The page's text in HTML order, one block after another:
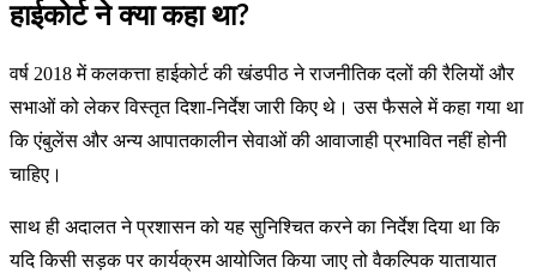
हाईकोर्ट ने क्या कहा था?
वर्ष 2018 में कलकत्ता हाईकोर्ट की खंडपीठ ने राजनीतिक दलों की रैलियों और
सभाओं को लेकर विस्तृत दिशा-निर्देश जारी किए थे। उस फैसले में कहा गया था
कि एंबुलेंस और अन्य आपातकालीन सेवाओं की आवाजाही प्रभावित नहीं होनी
चाहिए।
साथ ही अदालत ने प्रशासन को यह सुनिश्चित करने का निर्देश दिया था कि
यदि किसी सड़क पर कार्यक्रम आयोजित किया जाए तो वैकल्पिक यातायात